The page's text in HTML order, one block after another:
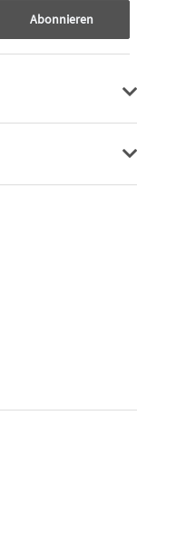
Abonnieren